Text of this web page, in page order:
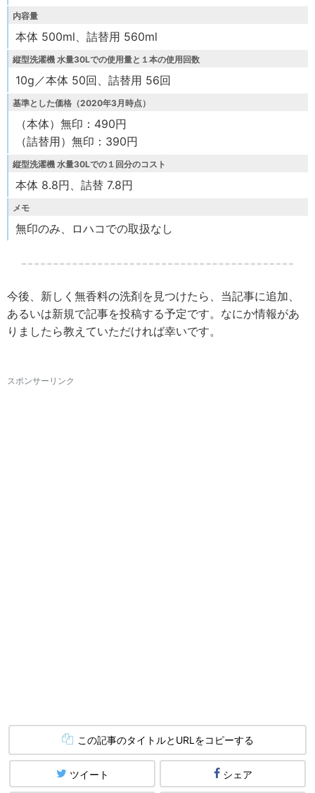
内容量
本体 500ml、詰替用 560ml
縦型洗濯機 水量30Lでの使用量と１本の使用回数
10g／本体 50回、詰替用 56回
基準とした価格（2020年3月時点）
（本体）無印：490円
（詰替用）無印：390円
縦型洗濯機 水量30Lでの１回分のコスト
本体 8.8円、詰替 7.8円
メモ
無印のみ、ロハコでの取扱なし
今後、新しく無香料の洗剤を見つけたら、当記事に追加、
あるいは新規で記事を投稿する予定です。なにか情報があ
りましたら教えていただければ幸いです。
スポンサーリンク
この記事のタイトルとURLをコピーする
ツイート シェア